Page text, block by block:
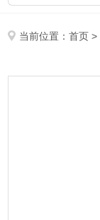
当前位置：首页 >